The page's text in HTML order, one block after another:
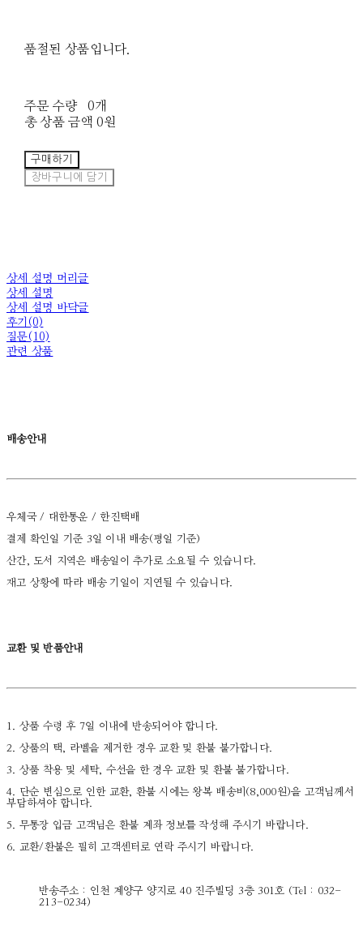
품절된 상품입니다.
주문 수량
0개
총 상품 금액 0원
구매하기
장바구니에 담기
상세 설명 머리글
상세 설명
상세 설명 바닥글
후기(0)
질문(10)
관련 상품
배송안내
우체국 / 대한통운 / 한진택배
결제 확인일 기준 3일 이내 배송(평일 기준)
산간, 도서 지역은 배송일이 추가로 소요될 수 있습니다.
재고 상황에 따라 배송 기일이 지연될 수 있습니다.
교환 및 반품안내
1. 상품 수령 후 7일 이내에 반송되어야 합니다.
2. 상품의 택, 라벨을 제거한 경우 교환 및 환불 불가합니다.
3. 상품 착용 및 세탁, 수선을 한 경우 교환 및 환불 불가합니다.
4. 단순 변심으로 인한 교환, 환불 시에는 왕복 배송비(8,000원)을 고객님께서
부담하셔야 합니다.
5. 무통장 입금 고객님은 환불 계좌 정보를 작성해 주시기 바랍니다.
6. 교환/환불은 필히 고객센터로 연락 주시기 바랍니다.
반송주소 : 인천 계양구 양지로 40 진주빌딩 3층 301호 (Tel : 032-
213-0234)